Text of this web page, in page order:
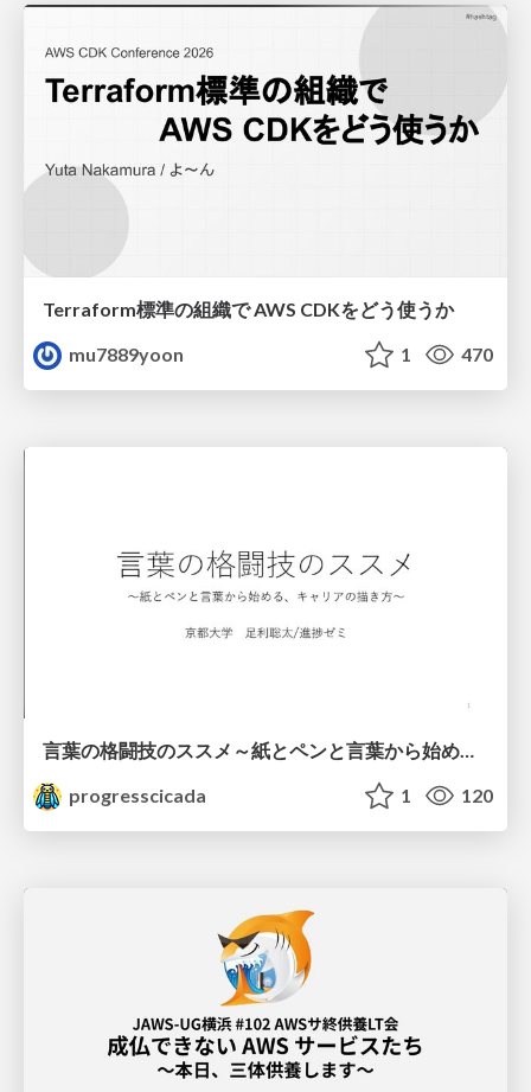
Terraform標準の組織で AWS CDKをどう使うか
mu7889yoon
1 470
言葉の格闘技のススメ～紙とペンと言葉から始める、キャリアの描き方～
progresscicada
1 120